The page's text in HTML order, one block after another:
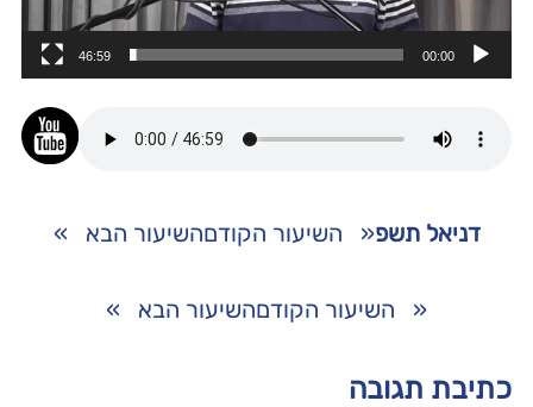
00:00
46:59
דניאל תשפ« השיעור הקודםהשיעור הבא »
« השיעור הקודםהשיעור הבא »
כתיבת תגובה